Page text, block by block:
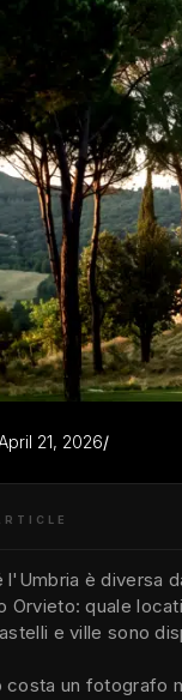
21, 2026/
l'Umbria è diversa
Orvieto: quale
e ville sono
costa un fotografo